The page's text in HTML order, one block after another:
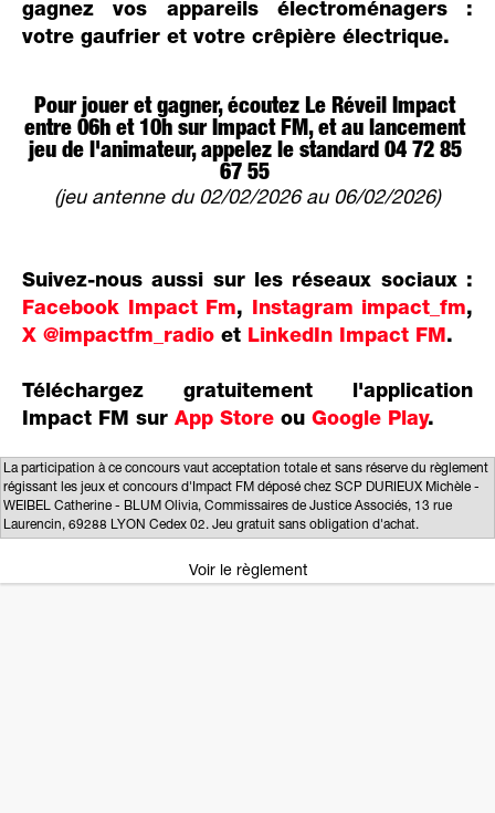
gagnez vos appareils électroménagers :
votre gaufrier et votre crêpière électrique.
Pour jouer et gagner, écoutez Le Réveil Impact
entre 06h et 10h sur Impact FM, et au lancement
jeu de l'animateur, appelez le standard 04 72 85
67 55
(jeu antenne du 02/02/2026 au 06/02/2026)
Suivez-nous aussi sur les réseaux sociaux :
Facebook Impact Fm, Instagram impact_fm,
X @impactfm_radio et LinkedIn Impact FM.
Téléchargez gratuitement l'application
Impact FM sur App Store ou Google Play.
La participation à ce concours vaut acceptation totale et sans réserve du règlement
régissant les jeux et concours d'Impact FM déposé chez SCP DURIEUX Michèle -
WEIBEL Catherine - BLUM Olivia, Commissaires de Justice Associés, 13 rue
Laurencin, 69288 LYON Cedex 02. Jeu gratuit sans obligation d'achat.
Voir le règlement